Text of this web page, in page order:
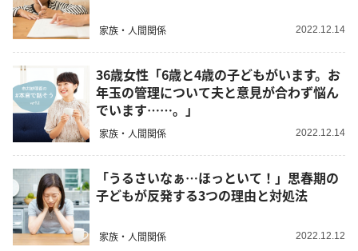
家族・人間関係 2022.12.14
36歳女性「6歳と4歳の子どもがいます。お
年玉の管理について夫と意見が合わず悩ん
でいます……。」
家族・人間関係 2022.12.14
「うるさいなぁ…ほっといて！」思春期の
子どもが反発する3つの理由と対処法
家族・人間関係 2022.12.12